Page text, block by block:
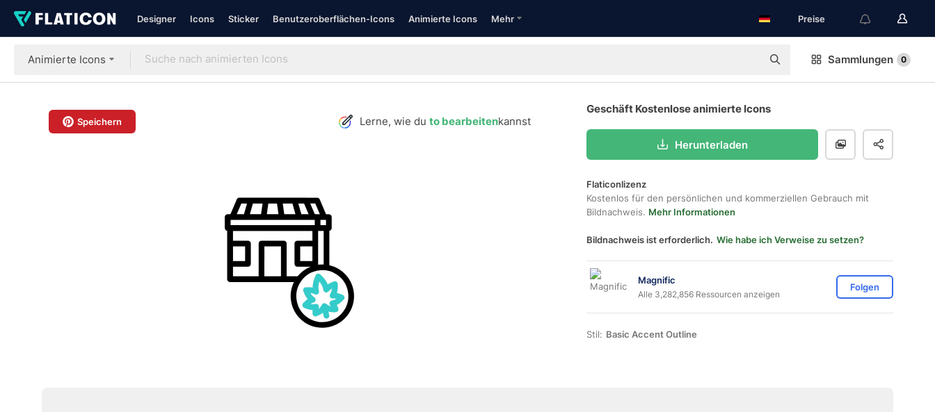
Designer Icons Sticker Benutzeroberflächen-Icons Animierte Icons Mehr Preise
Animierte Icons Sammlungen 0
Speichern Lerne, wie du to bearbeitenkannst
Geschäft Kostenlose animierte Icons
Herunterladen
Flaticonlizenz
Kostenlos für den persönlichen und kommerziellen Gebrauch mit
Bildnachweis. Mehr Informationen
Bildnachweis ist erforderlich. Wie habe ich Verweise zu setzen?
Magnific
Alle 3,282,856 Ressourcen anzeigen
Folgen
Stil: Basic Accent Outline